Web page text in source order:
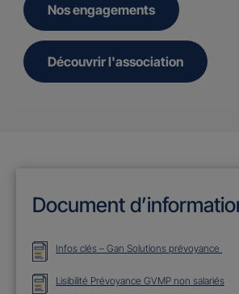
Nos engagements
Découvrir l'association
Document
Infos clés – Gan Solutions prévoyance
Lisibilité Prévoyance GVMP non salariés